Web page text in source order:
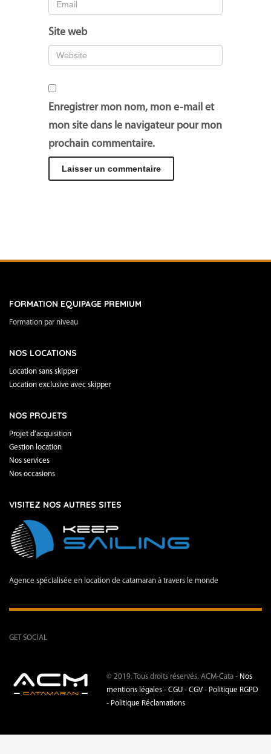
Site web
Enregistrer mon nom, mon e-mail et
mon site dans le navigateur pour mon
prochain commentaire.
FORMATION EQUIPAGE PREMIUM
Formation par niveau
NOS LOCATIONS
Location sans skipper
Location exclusive avec skipper
NOS PROJETS
Projet d’acquisition
Gestion location
Nos services
Nos occasions
VISITEZ NOS AUTRES SITES
Agence spécialisée en location de catamaran à travers le monde
GET SOCIAL
© 2019. Tous droits réservés. ACM-Cata - Nos
mentions légales - CGU - CGV - Politique RGPD
- Politique Réclamations